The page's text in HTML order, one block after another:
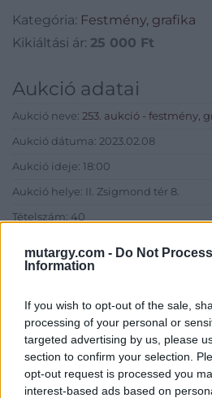
mutargy.com - Do Not
Information
If you wish to opt-out of the sale,
processing of your personal or
targeted advertising by us, please
section to confirm your selection.
opt-out request is processed you
interest-based ads based on
Kategória: Festmény, grafika
Kikiáltási ár: 25 000 Ft
Aukció adatai
Aukció neve: 253. aukció - festmény,
Aukció dátuma: 2023.02.08
Aukció ideje: 18:00
Aukció helye: II. Zsigmond tér 8.
Tételszám: 40
Eladó adatai
Cím: Dudás
Műgyűjtők
Budapest
1023.Bp.
1023